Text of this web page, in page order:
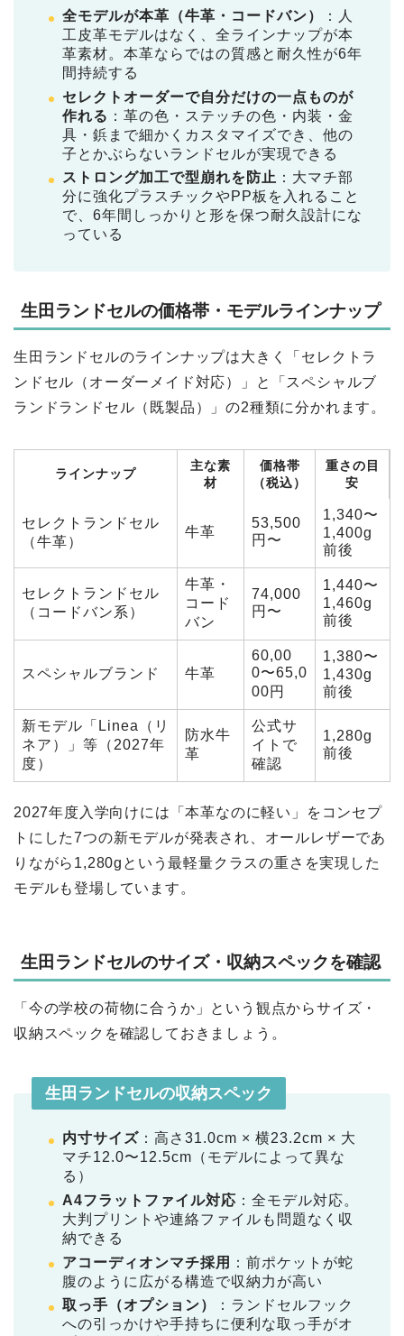
全モデルが本革（牛革・コードバン）
：人
工皮革モデルはなく、全ラインナップが本
革素材。本革ならではの質感と耐久性が6年
間持続する
セレクトオーダーで自分だけの一点ものが
作れる ：革の色・ステッチの色・内装・金
具・鋲まで細かくカスタマイズでき、他の
子とかぶらないランドセルが実現できる
ストロング加工で型崩れを防止 ：大マチ部
分に強化プラスチックやPP板を入れること
で、6年間しっかりと形を保つ耐久設計にな
っている
生田ランドセルの価格帯・モデルラインナップ
生田ランドセルのラインナップは大きく「セレクトラ
ンドセル（オーダーメイド対応）」と「スペシャルブ
ランドランドセル（既製品）」の2種類に分かれます。
ラインナップ
主な素
材
価格帯
（税込）
重さの目
安
セレクトランドセル
（牛革）
牛革
53,500
円〜
1,340〜
1,400g
前後
セレクトランドセル
（コードバン系）
牛革・
コード
バン
74,000
円〜
1,440〜
1,460g
前後
スペシャルブランド 牛革
60,00
0〜65,0
00円
1,380〜
1,430g
前後
新モデル「Linea（リ
ネア）」等（2027年
度）
防水牛
革
公式サ
イトで
確認
1,280g
前後
2027年度入学向けには「本革なのに軽い」をコンセプ
トにした7つの新モデルが発表され、オールレザーであ
りながら1,280gという最軽量クラスの重さを実現した
モデルも登場しています。
生田ランドセルのサイズ・収納スペックを確認
「今の学校の荷物に合うか」という観点からサイズ・
収納スペックを確認しておきましょう。
生田ランドセルの収納スペック
内寸サイズ ：高さ31.0cm × 横23.2cm × 大
マチ12.0〜12.5cm（モデルによって異な
る）
A4フラットファイル対応 ：全モデル対応。
大判プリントや連絡ファイルも問題なく収
納できる
アコーディオンマチ採用
：前ポケットが蛇
腹のように広がる構造で収納力が高い
取っ手（オプション）
：ランドセルフック
への引っかけや手持ちに便利な取っ手がオ